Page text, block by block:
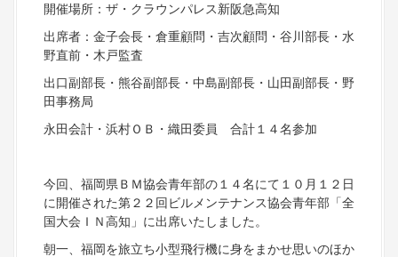
開催場所：ザ・クラウンパレス新阪急高知
出席者：金子会長・倉重顧問・吉次顧問・谷川部長・水
野直前・木戸監査
出口副部長・熊谷副部長・中島副部長・山田副部長・野
田事務局
永田会計・浜村ＯＢ・織田委員 合計１４名参加
今回、福岡県ＢＭ協会青年部の１４名にて１０月１２日
に開催された第２２回ビルメンテナンス協会青年部「全
国大会ＩＮ高知」に出席いたしました。
朝一、福岡を旅立ち小型飛行機に身をまかせ思いのほか